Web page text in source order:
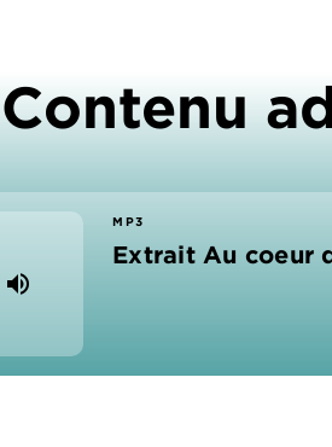
Contenu
volume_up
MP3
Extrait Au coeur